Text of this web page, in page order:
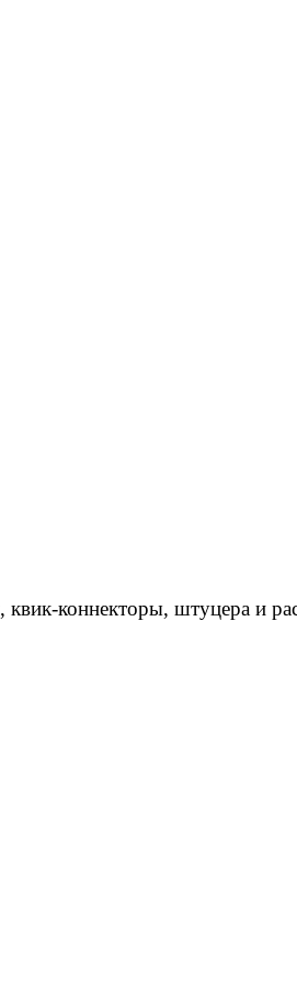
коннекторы, штуцера и